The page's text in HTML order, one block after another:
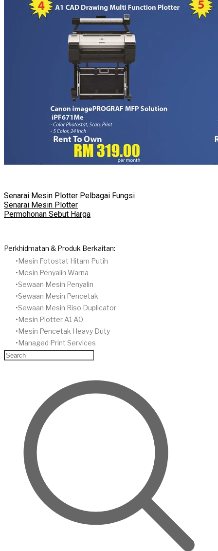
Senarai Mesin Plotter Pelbagai Fungsi
Senarai Mesin Plotter
Permohonan Sebut Harga
Perkhidmatan & Produk Berkaitan:
Mesin Fotostat Hitam Putih
​Mesin Penyalin Warna
​Sewaan Mesin Penyalin
​Sewaan Mesin Pencetak
Sewaan Mesin Riso Duplicator
Mesin Plotter A1 A0
Mesin Pencetak Heavy Duty
Managed Print Services